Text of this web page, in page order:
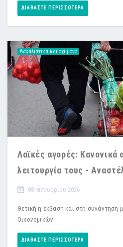
ΔΙΑΒΆΣΤΕ ΠΕΡΙΣΣΌΤΕΡΑ
Ασφαλιστικά και όχι μόνο
Λαϊκές αγορές: Κανονικά
λειτουργία τους -
08 Ιανουαρίου 2026
Θετική η έκβαση και στη συνάντηση
Οικονομικών
ΔΙΑΒΆΣΤΕ ΠΕΡΙΣΣΌΤΕΡΑ